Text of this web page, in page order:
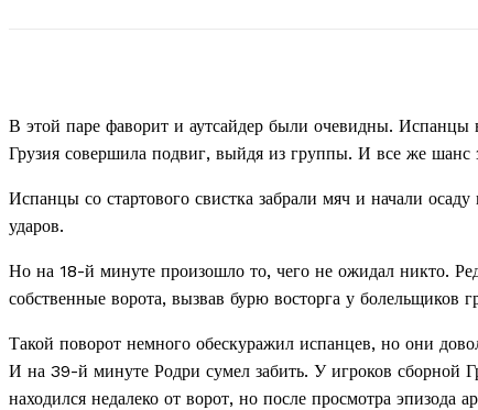
В этой паре фаворит и аутсайдер были очевидны.
Грузия совершила подвиг, выйдя из группы. И все же шанс
Испанцы со стартового свистка забрали мяч и начали
ударов.
Но на 18-й минуте произошло то, чего не ожидал никто.
собственные ворота, вызвав бурю восторга у болельщиков
Такой поворот немного обескуражил испанцев, но они
И на 39-й минуте Родри сумел забить. У игроков сборной
находился недалеко от ворот, но после просмотра эпизода